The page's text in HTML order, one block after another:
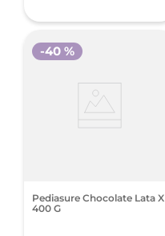
Pediasure Chocolate Lata X
400 G
-40 %